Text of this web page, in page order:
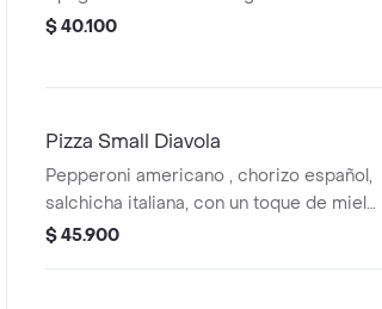
$ 40.100
Pizza Small Diavola
Pepperoni americano , chorizo español,
salchicha italiana, con un toque de miel
picante y albahaca fresca.
$ 45.900